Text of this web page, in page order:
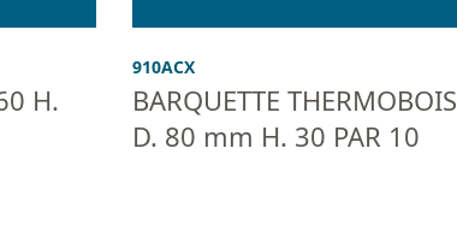
H.
910ACX
BARQUETTE THERMOBOIS
D. 80 mm H. 30 PAR 10